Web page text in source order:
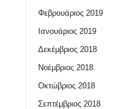
Φεβρουάριος 2019
Ιανουάριος 2019
Δεκέμβριος 2018
Νοέμβριος 2018
Οκτώβριος 2018
Σεπτέμβριος 2018